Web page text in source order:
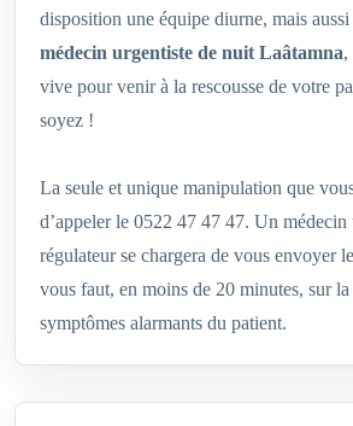
disposition une équipe diurne, mais
médecin urgentiste de nuit Laâtamna,
vive pour venir à la rescousse de votre
soyez !
La seule et unique manipulation que
d’appeler le 0522 47 47 47. Un médecin
régulateur se chargera de vous envoyer
vous faut, en moins de 20 minutes, sur la
symptômes alarmants du patient.